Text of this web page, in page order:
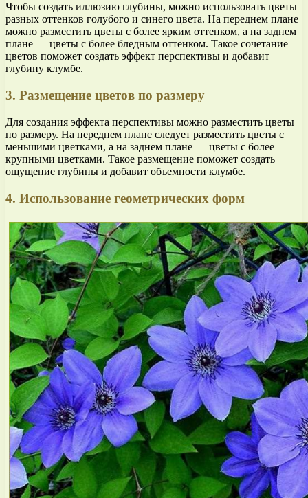
Чтобы создать иллюзию глубины, можно использовать цветы
разных оттенков голубого и синего цвета. На переднем плане
можно разместить цветы с более ярким оттенком, а на заднем
плане — цветы с более бледным оттенком. Такое сочетание
цветов поможет создать эффект перспективы и добавит
глубину клумбе.
3. Размещение цветов по размеру
Для создания эффекта перспективы можно разместить цветы
по размеру. На переднем плане следует разместить цветы с
меньшими цветками, а на заднем плане — цветы с более
крупными цветками. Такое размещение поможет создать
ощущение глубины и добавит объемности клумбе.
4. Использование геометрических форм